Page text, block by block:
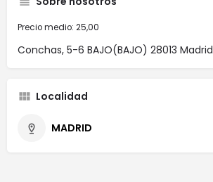
Precio medio: 25,00
Conchas, 5-6 BAJO(BAJO) 28013 Madrid
Localidad
MADRID